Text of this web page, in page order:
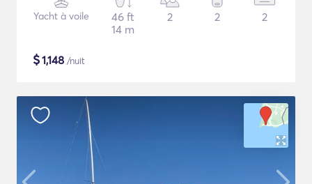
Yacht à voile
46 ft
14 m
2 2 2
$1,148 /nuit